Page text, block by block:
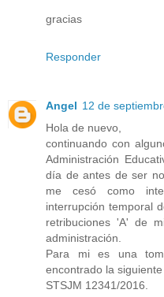
gracias
Responder
Angel 12 de
Hola de nuevo,
continuando con
Administración
día de antes de ser
me cesó como
interrupción temporal
retribuciones 'A' de
administración.
Para mi es una
encontrado la
STSJM 12341/2016.